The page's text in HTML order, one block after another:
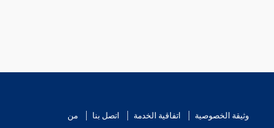
وثيقة الخصوصية اتفاقية الخدمة اتصل بنا
من